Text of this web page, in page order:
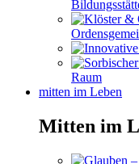
Raum
mitten im Leben
Mitten im